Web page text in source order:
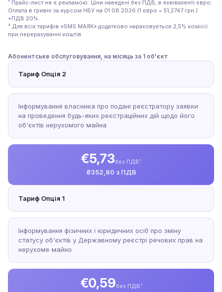
¹ Прайс-лист не є рекламою. Ціни наведені без ПДВ, в еквіваленті євро.
Оплата в гривні за курсом НБУ на 01.08.2026 (1 євро = 51,2747 грн.)
+ПДВ 20%.
² Для всіх тарифів «SMS МАЯК» додатково нараховується 2,5% комісії
при перерахуванні коштів.
Абонентське обслуговування, на місяць за 1 об'єкт
Тариф Опція 2
Інформування власника про подані реєстратору заявки
на проведення будь-яких реєстраційних дій щодо його
об'єктів нерухомого майна
€5,73без ПДВ¹
₴352,80 з ПДВ
Тариф Опція 1
Інформування фізичних і юридичних осіб про зміну
статусу об'єктів у Державному реєстрі речових прав на
нерухоме майно
€0,59без ПДВ¹